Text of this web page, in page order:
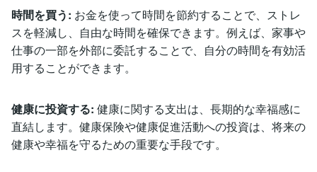
時間を買う: お金を使って時間を節約することで、ストレ
スを軽減し、自由な時間を確保できます。例えば、家事や
仕事の一部を外部に委託することで、自分の時間を有効活
用することができます。
健康に投資する: 健康に関する支出は、長期的な幸福感に
直結します。健康保険や健康促進活動への投資は、将来の
健康や幸福を守るための重要な手段です。